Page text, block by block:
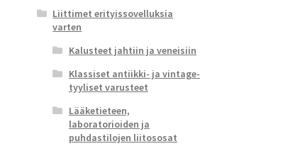
Liittimet erityissovelluksia
varten
Kalusteet jahtiin ja veneisiin
Klassiset antiikki- ja vintage-
tyyliset varusteet
Lääketieteen,
laboratorioiden ja
puhdastilojen liitososat